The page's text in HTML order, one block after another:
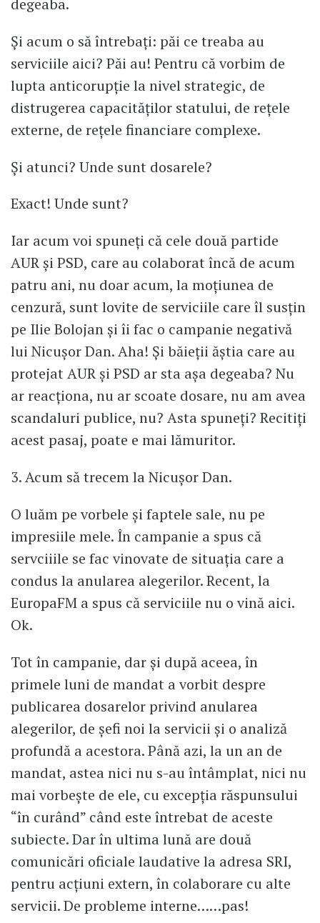
degeaba.
Și acum o să întrebați: păi ce treaba au
serviciile aici? Păi au! Pentru că vorbim de
lupta anticorupție la nivel strategic, de
distrugerea capacităților statului, de rețele
externe, de rețele financiare complexe.
Și atunci? Unde sunt dosarele?
Exact! Unde sunt?
Iar acum voi spuneți că cele două partide
AUR și PSD, care au colaborat încă de acum
patru ani, nu doar acum, la moțiunea de
cenzură, sunt lovite de serviciile care îl susțin
pe Ilie Bolojan și îi fac o campanie negativă
lui Nicușor Dan. Aha! Și băieții ăștia care au
protejat AUR și PSD ar sta așa degeaba? Nu
ar reacționa, nu ar scoate dosare, nu am avea
scandaluri publice, nu? Asta spuneți? Recitiți
acest pasaj, poate e mai lămuritor.
3. Acum să trecem la Nicușor Dan.
O luăm pe vorbele și faptele sale, nu pe
impresiile mele. În campanie a spus că
servciiile se fac vinovate de situația care a
condus la anularea alegerilor. Recent, la
EuropaFM a spus că serviciile nu o vină aici.
Ok.
Tot în campanie, dar și după aceea, în
primele luni de mandat a vorbit despre
publicarea dosarelor privind anularea
alegerilor, de șefi noi la servicii și o analiză
profundă a acestora. Până azi, la un an de
mandat, astea nici nu s-au întâmplat, nici nu
mai vorbește de ele, cu excepția răspunsului
“în curând” când este întrebat de aceste
subiecte. Dar în ultima lună are două
comunicări oficiale laudative la adresa SRI,
pentru acțiuni extern, în colaborare cu alte
servicii. De probleme interne……pas!